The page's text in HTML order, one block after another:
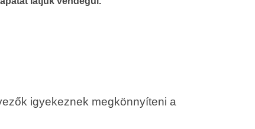
igyekeznek megkönnyíteni a